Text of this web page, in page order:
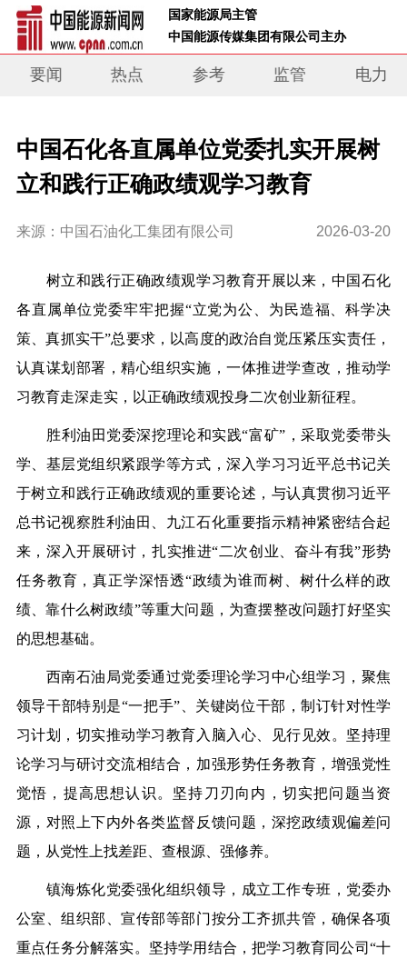
国家能源局主管
中国能源传媒集团有限公司主办
要闻 热点 参考 监管 电力
中国石化各直属单位党委扎实开展树
立和践行正确政绩观学习教育
来源：中国石油化工集团有限公司 2026-03-20
树立和践行正确政绩观学习教育开展以来，中国石化
各直属单位党委牢牢把握“立党为公、为民造福、科学决
策、真抓实干”总要求，以高度的政治自觉压紧压实责任，
认真谋划部署，精心组织实施，一体推进学查改，推动学
习教育走深走实，以正确政绩观投身二次创业新征程。
胜利油田党委深挖理论和实践“富矿”，采取党委带头
学、基层党组织紧跟学等方式，深入学习习近平总书记关
于树立和践行正确政绩观的重要论述，与认真贯彻习近平
总书记视察胜利油田、九江石化重要指示精神紧密结合起
来，深入开展研讨，扎实推进“二次创业、奋斗有我”形势
任务教育，真正学深悟透“政绩为谁而树、树什么样的政
绩、靠什么树政绩”等重大问题，为查摆整改问题打好坚实
的思想基础。
西南石油局党委通过党委理论学习中心组学习，聚焦
领导干部特别是“一把手”、关键岗位干部，制订针对性学
习计划，切实推动学习教育入脑入心、见行见效。坚持理
论学习与研讨交流相结合，加强形势任务教育，增强党性
觉悟，提高思想认识。坚持刀刃向内，切实把问题当资
源，对照上下内外各类监督反馈问题，深挖政绩观偏差问
题，从党性上找差距、查根源、强修养。
镇海炼化党委强化组织领导，成立工作专班，党委办
公室、组织部、宣传部等部门按分工齐抓共管，确保各项
重点任务分解落实。坚持学用结合，把学习教育同公司“十